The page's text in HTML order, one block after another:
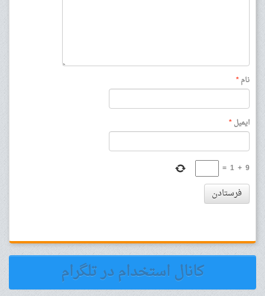
نام*
ایمیل*
9
+
1
=
فرستادن
کانال استخدام در تلگرام